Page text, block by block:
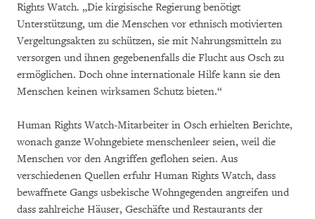
Rights Watch. „Die kirgisische Regierung benötigt
Unterstützung, um die Menschen vor ethnisch motivierten
Vergeltungsakten zu schützen, sie mit Nahrungsmitteln zu
versorgen und ihnen gegebenenfalls die Flucht aus Osch zu
ermöglichen. Doch ohne internationale Hilfe kann sie den
Menschen keinen wirksamen Schutz bieten.“
Human Rights Watch-Mitarbeiter in Osch erhielten Berichte,
wonach ganze Wohngebiete menschenleer seien, weil die
Menschen vor den Angriffen geflohen seien. Aus
verschiedenen Quellen erfuhr Human Rights Watch, dass
bewaffnete Gangs usbekische Wohngegenden angreifen und
dass zahlreiche Häuser, Geschäfte und Restaurants der